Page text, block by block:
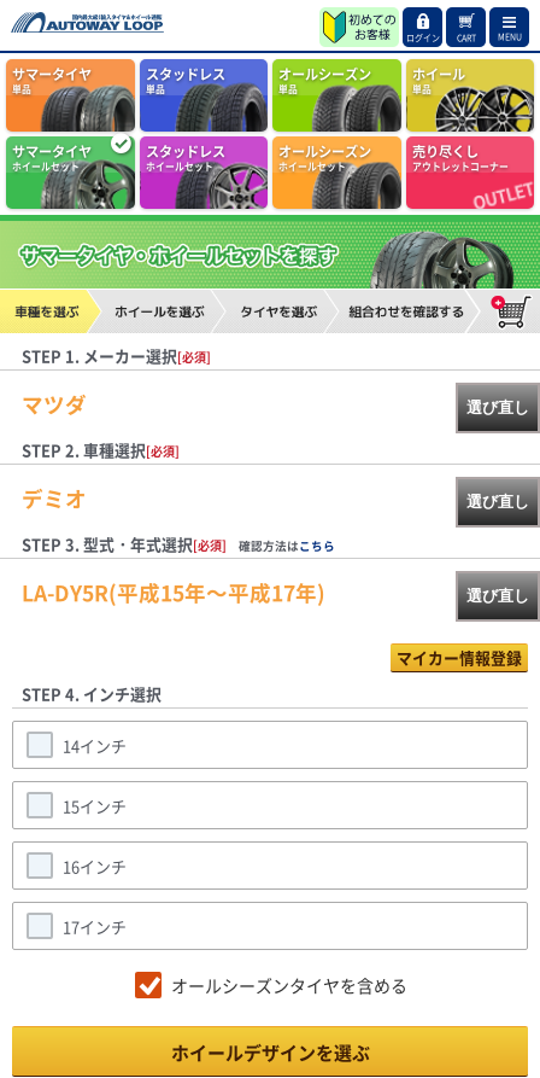
ログイン CART MENU
サマータイヤ
単品
スタッドレス
単品
オールシーズン
単品
ホイール
単品
サマータイヤ
ホイールセット
スタッドレス
ホイールセット
オールシーズン
ホイールセット
売り尽くし
アウトレットコーナー
STEP 1. メーカー選択[必須]
マツダ 選び直し
STEP 2. 車種選択[必須]
デミオ 選び直し
STEP 3. 型式・年式選択[必須] 確認方法はこちら
LA-DY5R(平成15年～平成17年) 選び直し
マイカー情報登録
STEP 4. インチ選択
14インチ
15インチ
16インチ
17インチ
オールシーズンタイヤを含める
ホイールデザインを選ぶ